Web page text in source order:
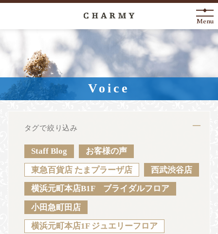
New Arrival
About
Engagement Ring
Anniversary
News Blog
Sustainability Voice Catalog
Menu
Voice
タグで絞り込み
Staff Blog お客様の声
東急百貨店 たまプラーザ店 西武渋谷店
横浜元町本店B1F ブライダルフロア
小田急町田店
横浜元町本店1F ジュエリーフロア